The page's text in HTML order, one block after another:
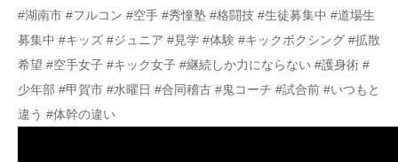
#湖南市 #フルコン #空手 #秀憧塾 #格闘技 #生徒募集中 #道場生
募集中 #キッズ #ジュニア #見学 #体験 #キックボクシング #拡散
希望 #空手女子 #キック女子 #継続しか力にならない #護身術 #
少年部 #甲賀市 #水曜日 #合同稽古 #鬼コーチ #試合前 #いつもと
違う #体幹の違い